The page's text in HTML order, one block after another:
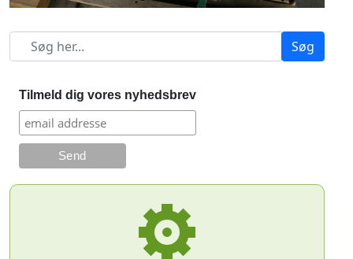
Søg
Tilmeld dig vores nyhedsbrev